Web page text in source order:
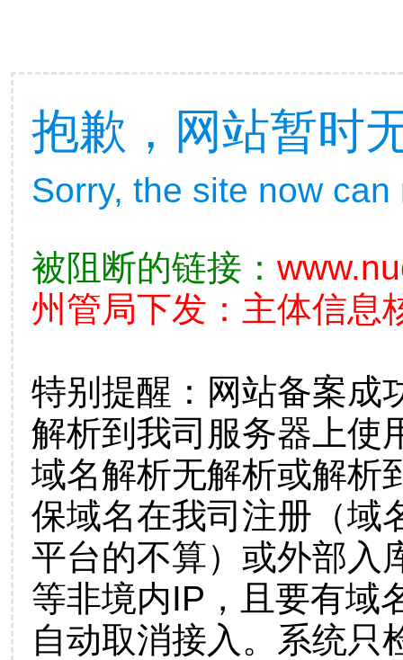
抱歉，网站暂时
Sorry, the site now
被阻断的链接：
州管局下发：主体信息
特别提醒：网站备案成
解析到我司服务器上使
域名解析无解析或解析
保域名在我司注册（域
平台的不算）或外部入
等非境内IP，且要有域
自动取消接入。系统只